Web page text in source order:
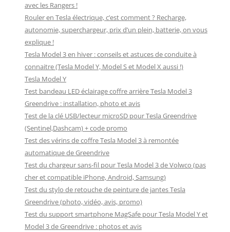
avec les Rangers !
Rouler en Tesla électrique, c’est comment ? Recharge,
autonomie, superchargeur, prix d’un plein, batterie, on vous
explique !
Tesla Model 3 en hiver : conseils et astuces de conduite à
connaitre (Tesla Model Y, Model S et Model X aussi !)
Tesla Model Y
Test bandeau LED éclairage coffre arrière Tesla Model 3
Greendrive : installation, photo et avis
Test de la clé USB/lecteur microSD pour Tesla Greendrive
(Sentinel,Dashcam) + code promo
Test des vérins de coffre Tesla Model 3 à remontée
automatique de Greendrive
Test du chargeur sans-fil pour Tesla Model 3 de Volwco (pas
cher et compatible iPhone, Android, Samsung)
Test du stylo de retouche de peinture de jantes Tesla
Greendrive (photo, vidéo, avis, promo)
Test du support smartphone MagSafe pour Tesla Model Y et
Model 3 de Greendrive : photos et avis